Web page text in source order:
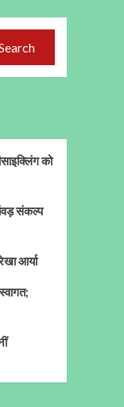
को
संकल्प
आर्या